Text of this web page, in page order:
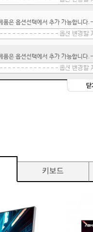
품은 옵션선택에서 추가 가능합니다.-
품은 옵션선택에서 추가 가능합니다.-
키보드